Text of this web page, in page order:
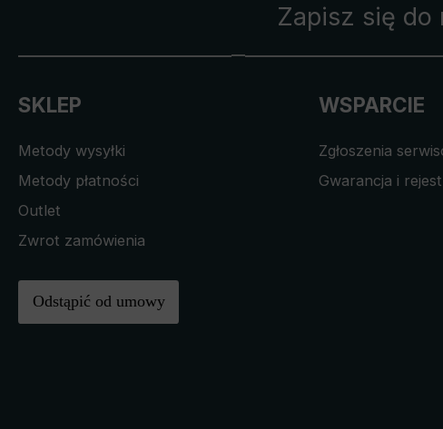
Zapisz się do
SKLEP
Metody wysyłki
Metody płatności
Outlet
Zwrot zamówienia
Odstąpić od umowy
WSPARCIE
Zgłoszenia
Gwarancja i